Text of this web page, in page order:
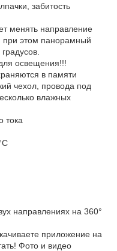
забитость
менять направление
при этом панорамный
освещения!!!
в памяти
чехол, провода под
влажных
тока
направлениях на 360°
приложение на
Фото и видео